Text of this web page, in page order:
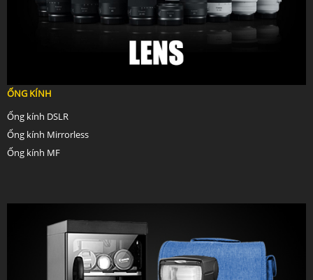
ỐNG KÍNH
Ống kính DSLR
Ống kính Mirrorless
Ống kính MF